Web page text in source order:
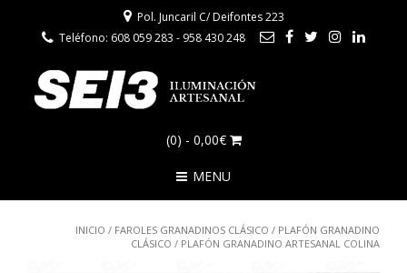
Pol. Juncaril C/ Deifontes 223
Teléfono: 608 059 283 - 958 430 248
(0) - 0,00€
MENU
INICIO / FAROLES GRANADINOS CLÁSICO / PLAFÓN GRANADINO
CLÁSICO / PLAFÓN GRANADINO ARTESANAL COLINA